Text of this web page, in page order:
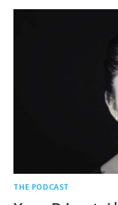
THE PODCAST